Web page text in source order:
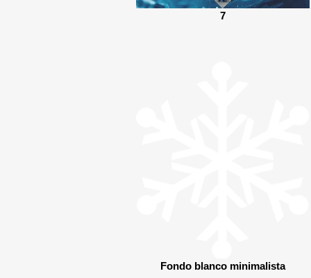
7
Fondo blanco minimalista